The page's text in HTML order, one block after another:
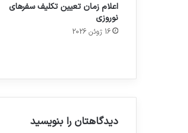
اعلام زمان تعیین تکلیف سفرهای
نوروزی
16 ژوئن 2026
دیدگاهتان را بنویسید